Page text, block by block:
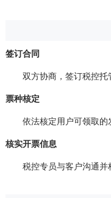
签订合同
双方协商，签订税控托
票种核定
依法核定用户可领取的
核实开票信息
税控专员与客户沟通并